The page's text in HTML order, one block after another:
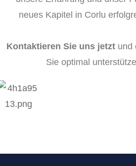
neues Kapitel in Corlu
Kontaktieren Sie uns jetztund
Sie optimal